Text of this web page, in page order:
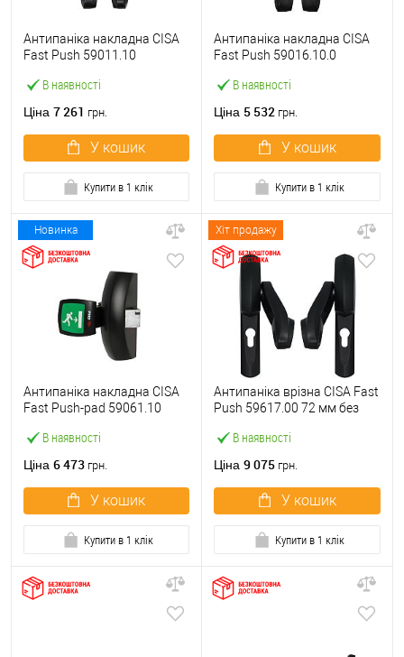
В наявності
Антипаніка накладна CISA
Fast Push 59011.10
штанги
Ціна 7 261 грн.
У кошик
Купити в 1 клік
В наявності
Антипаніка накладна CISA
Fast Push 59016.10.0
штанги
Ціна 5 532 грн.
У кошик
Купити в 1 клік
Новинка
В наявності
Антипаніка накладна CISA
Fast Push-pad 59061.10
Ціна 6 473 грн.
У кошик
Купити в 1 клік
Хіт продажу
В наявності
Антипаніка врізна CISA Fast
Push 59617.00 72 мм без
Ціна 9 075 грн.
У кошик
Купити в 1 клік